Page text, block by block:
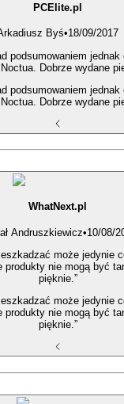
PCElite.pl
Byś•18/09/2017
podsumowaniem
Dobrze wydane
podsumowaniem
Dobrze wydane
WhatNext.pl
Andruszkiewicz•10/08/
może jedynie
produkty nie mogą być
pięknie.”
może jedynie
produkty nie mogą być
pięknie.”